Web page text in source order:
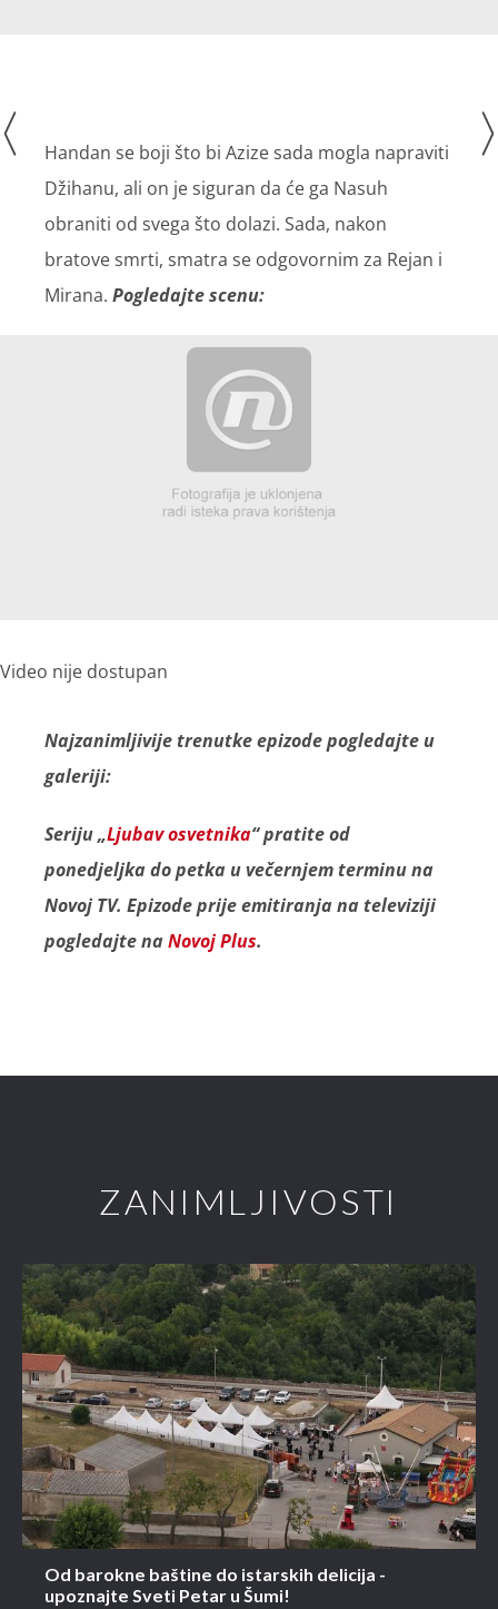
Handan se boji što bi Azize sada mogla napraviti
Džihanu, ali on je siguran da će ga Nasuh
obraniti od svega što dolazi. Sada, nakon
bratove smrti, smatra se odgovornim za Rejan i
Mirana. Pogledajte scenu:
Video nije dostupan
Najzanimljivije trenutke epizode pogledajte u
galeriji:
Seriju „Ljubav osvetnika“ pratite od
ponedjeljka do petka u večernjem terminu na
Novoj TV. Epizode prije emitiranja na televiziji
pogledajte naNovoj Plus.
ZANIMLJIVOSTI
Od barokne baštine do istarskih delicija -
upoznajte Sveti Petar u Šumi!